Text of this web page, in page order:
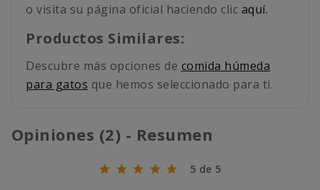
o visita su página oficial haciendo clic aquí.
Productos Similares:
Descubre más opciones de comida húmeda
para gatos que hemos seleccionado para ti.
Opiniones (2) - Resumen
5 de 5